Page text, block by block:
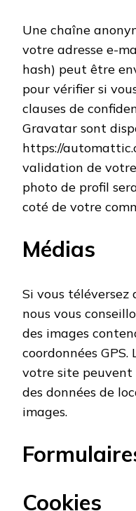
Une chaîne
votre adresse e-
hash) peut être
pour vérifier si
clauses de
Gravatar sont
https://
validation de
photo de profil
coté de votre
Médias
Si vous téléversez
nous vous
des images
coordonnées
votre site
des données de
images.
Cookies